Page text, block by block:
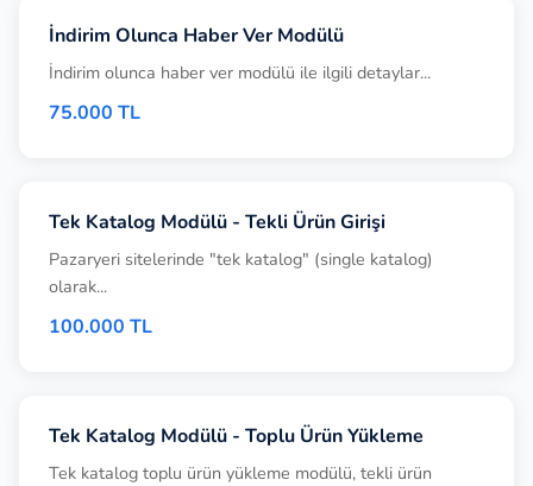
İndirim Olunca Haber Ver Modülü
İndirim olunca haber ver modülü ile ilgili detaylar...
75.000 TL
Tek Katalog Modülü - Tekli Ürün Girişi
Pazaryeri sitelerinde "tek katalog" (single katalog)
olarak...
100.000 TL
Tek Katalog Modülü - Toplu Ürün Yükleme
Tek katalog toplu ürün yükleme modülü, tekli ürün